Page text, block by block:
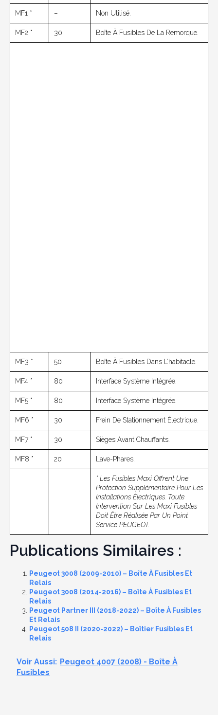
MF1 * – Non Utilisé.
MF2 * 30 Boîte À Fusibles De La Remorque.
MF3 * 50 Boîte À Fusibles Dans L’habitacle.
MF4 * 80 Interface Système Intégrée.
MF5 * 80 Interface Système Intégrée.
MF6 * 30 Frein De Stationnement Électrique.
MF7 * 30 Sièges Avant Chauffants.
MF8 * 20 Lave-Phares.
* Les Fusibles Maxi Offrent Une
Protection Supplémentaire Pour Les
Installations Électriques. Toute
Intervention Sur Les Maxi Fusibles
Doit Être Réalisée Par Un Point
Service PEUGEOT.
Publications Similaires :
Peugeot 3008 (2009-2010) – Boîte À Fusibles Et
Relais
Peugeot 3008 (2014-2016) – Boîte À Fusibles Et
Relais
Peugeot Partner III (2018-2022) – Boîte À Fusibles
Et Relais
Peugeot 508 II (2020-2022) – Boîtier Fusibles Et
Relais
Voir Aussi: Peugeot 4007 (2008) - Boîte À
Fusibles